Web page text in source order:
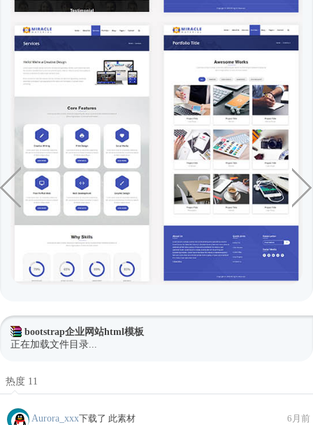
bootstrap企业网站html模板
正在加载文件目录...
热度 11
Aurora_xxx下载了 此素材 6月前